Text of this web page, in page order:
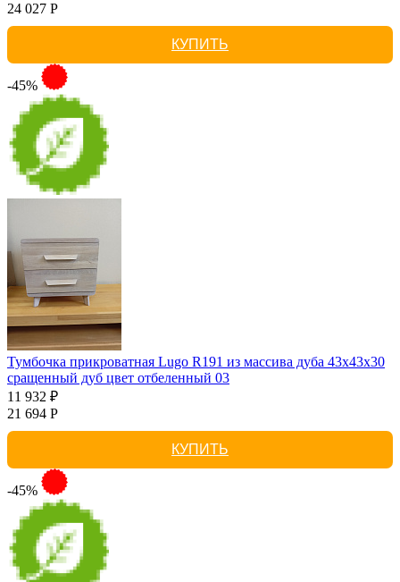
24 027 Р
КУПИТЬ
-45%
Тумбочка прикроватная Lugo R191 из массива дуба 43х43х30
сращенный дуб цвет отбеленный 03
11 932 ₽
21 694 Р
КУПИТЬ
-45%